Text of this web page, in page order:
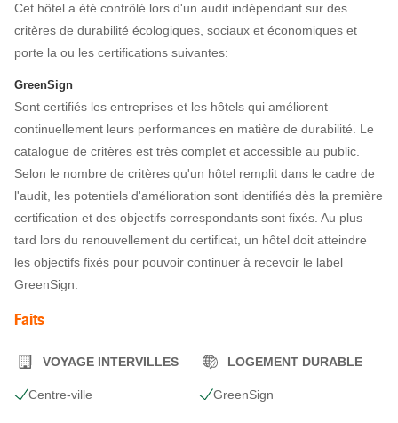
Cet hôtel a été contrôlé lors d'un audit indépendant sur des
critères de durabilité écologiques, sociaux et économiques et
porte la ou les certifications suivantes:
GreenSign
Sont certifiés les entreprises et les hôtels qui améliorent
continuellement leurs performances en matière de durabilité. Le
catalogue de critères est très complet et accessible au public.
Selon le nombre de critères qu'un hôtel remplit dans le cadre de
l'audit, les potentiels d'amélioration sont identifiés dès la première
certification et des objectifs correspondants sont fixés. Au plus
tard lors du renouvellement du certificat, un hôtel doit atteindre
les objectifs fixés pour pouvoir continuer à recevoir le label
GreenSign.
Faits
VOYAGE INTERVILLES
Centre-ville
LOGEMENT DURABLE
GreenSign